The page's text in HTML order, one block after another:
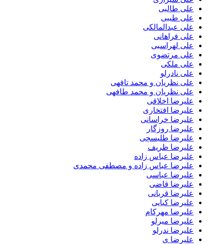
علی طالبی
علی طیبی
علی عبدالمالکی
علی فراهانی
علی لهراسبی
علی مرتضوی
علی ملکی
علی نادرلو
علی نظریان و محمد تافهی
علی نظریان و محمد طافهی
علیرضا اخلاقی
علیرضا افتخاری
علیرضا خراسانی
علیرضا روزگار
علیرضا طلیسچی
علیرضا ظریف
علیرضا عباس زاده
علیرضا عباس زاده و مصطفی محمدی
علیرضا عباسی
علیرضا قاضی
علیرضا قربانی
علیرضا کیایی
علیرضا مهرکام
علیرضا میرلو
علیرضا ندرلو
علیرضا ی